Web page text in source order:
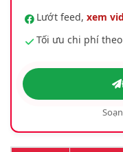
Lướt feed, xem
Tối ưu chi phí